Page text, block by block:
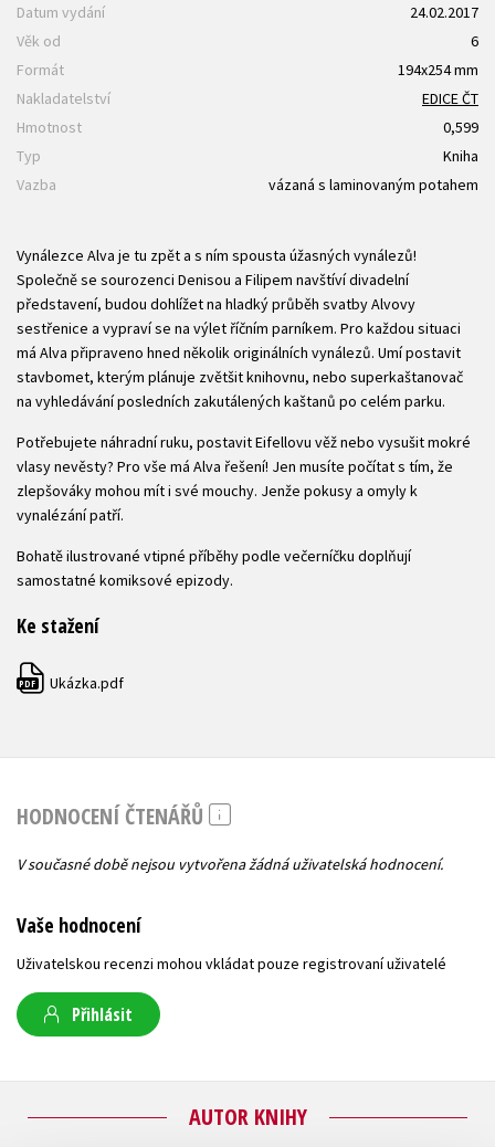
Datum vydání
24.02.2017
Věk od
6
Formát
194x254 mm
Nakladatelství
EDICE ČT
Hmotnost
0,599
Typ
Kniha
Vazba
vázaná s laminovaným potahem
Vynálezce Alva je tu zpět a s ním spousta úžasných vynálezů!
Společně se sourozenci Denisou a Filipem navštíví divadelní
představení, budou dohlížet na hladký průběh svatby Alvovy
sestřenice a vypraví se na výlet říčním parníkem. Pro každou situaci
má Alva připraveno hned několik originálních vynálezů. Umí postavit
stavbomet, kterým plánuje zvětšit knihovnu, nebo superkaštanovač
na vyhledávání posledních zakutálených kaštanů po celém parku.
Potřebujete náhradní ruku, postavit Eifellovu věž nebo vysušit mokré
vlasy nevěsty? Pro vše má Alva řešení! Jen musíte počítat s tím, že
zlepšováky mohou mít i své mouchy. Jenže pokusy a omyly k
vynalézání patří.
Bohatě ilustrované vtipné příběhy podle večerníčku doplňují
samostatné komiksové epizody.
Ke stažení
PDF Ukázka.pdf
HODNOCENÍ ČTENÁŘŮ
V současné době nejsou vytvořena žádná uživatelská hodnocení.
Vaše hodnocení
Uživatelskou recenzi mohou vkládat pouze registrovaní uživatelé
Přihlásit
AUTOR KNIHY